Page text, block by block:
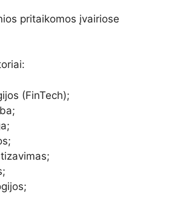
pritaikomos įvairiose
(FinTech);